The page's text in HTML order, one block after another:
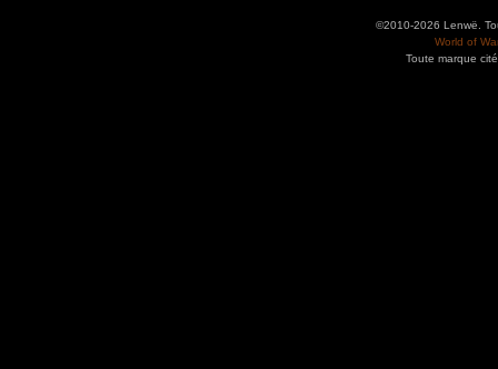
©2010-2026 Lenwë.
World of
Toute marque